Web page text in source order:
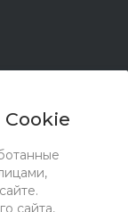
сайта,
Все права